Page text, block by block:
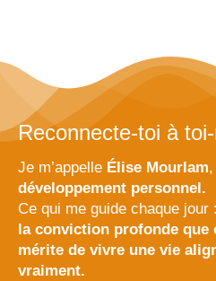
Reconnecte-toi à
Je m’appelle Élise Mourlam
développement personnel.
Ce qui me guide chaque jour :
la conviction profonde que
mérite de vivre une vie
vraiment.